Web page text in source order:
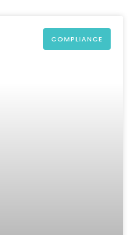
COMPLIANCE